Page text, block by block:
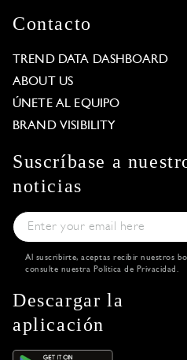
Contacto
TREND DATA DASHBOARD
ABOUT US
ÚNETE AL EQUIPO
BRAND VISIBILITY
Suscríbase a
noticias
Al suscribirte, aceptas recibir nuestros
consulte nuestra Política de Privacidad .
Descargar la
aplicación